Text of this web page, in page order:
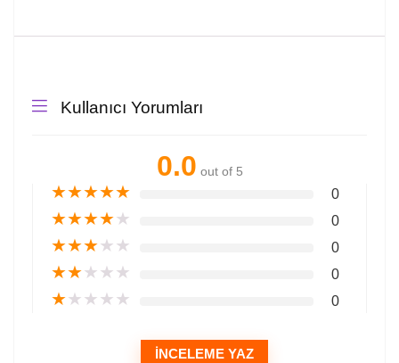
Kullanıcı Yorumları
0.0 out of 5
★★★★★ 0
★★★★★ 0
★★★★★ 0
★★★★★ 0
★★★★★ 0
İNCELEME YAZ